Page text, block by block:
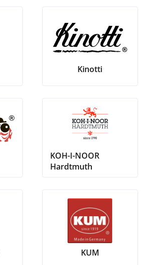
Kinotti
KOH-I-NOOR
Hardtmuth
KUM